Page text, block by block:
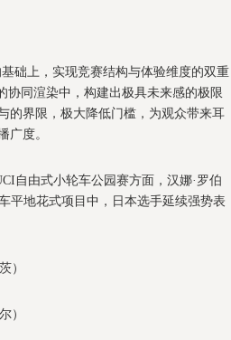
础上，实现竞赛结构与体验维度的双重
协同渲染中，构建出极具未来感的极限
的界限，极大降低门槛，为观众带来耳
广度。
自由式小轮车公园赛方面，汉娜·罗伯
平地花式项目中，日本选手延续强势表
）
）